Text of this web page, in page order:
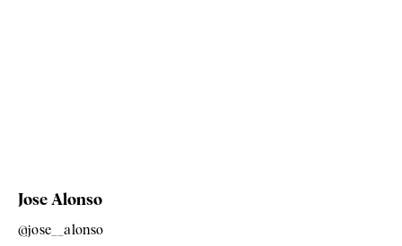
Jose Alonso
@jose__alonso